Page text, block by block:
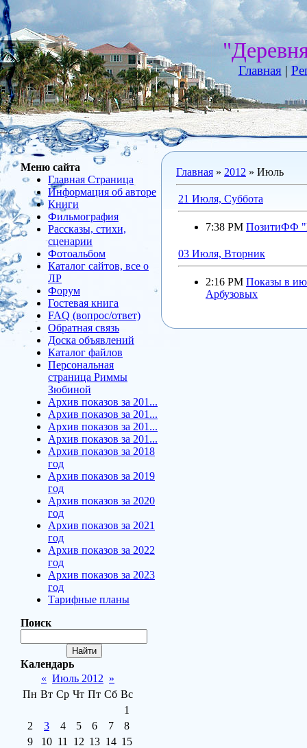
Главная|
Меню сайта
Главная Страница
Информация об авторе
Книги
Фильмография
Рассказы, стихи,
сценарии
Фотоальбом
Каталог сайтов, все о
ЛР
Форум
Гостевая книга
FAQ (вопрос/ответ)
Обратная связь
Доска объявлений
Каталог файлов
Персональная
страница Риммы
Зюбиной
Архив показов за 201...
Архив показов за 201...
Архив показов за 201...
Архив показов за 201...
Архив показов за 2018
год
Архив показов за 2019
год
Архив показов за 2020
год
Архив показов за 2021
год
Архив показов за 2022
год
Архив показов за 2023
год
Тарифные планы
Поиск
Календарь
« Июль 2012 »
Пн Вт Ср Чт Пт Сб Вс
1
2
3 4 5 6 7
8
9
10 11 12 13 14 15
Главная » 2012 » Июль
21 Июля, Суббота
7:38 PM ПозитиФФ
03 Июля, Вторник
2:16 PM Показы в
Арбузовых